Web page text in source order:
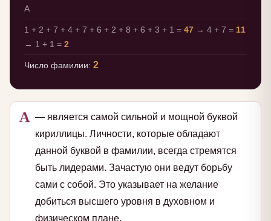
А
1 + 2 + 7 + 4 + 7 + 6 + 2 + 8 + 6 + 3 + 1 = 47 → 4 + 7 = 11
→ 1 + 1 = 2
Число фамилии: 2
А — является самой сильной и мощной буквой
кириллицы. Личности, которые обладают
данной буквой в фамилии, всегда стремятся
быть лидерами. Зачастую они ведут борьбу
сами с собой. Это указывает на желание
добиться высшего уровня в духовном и
физическом плане.